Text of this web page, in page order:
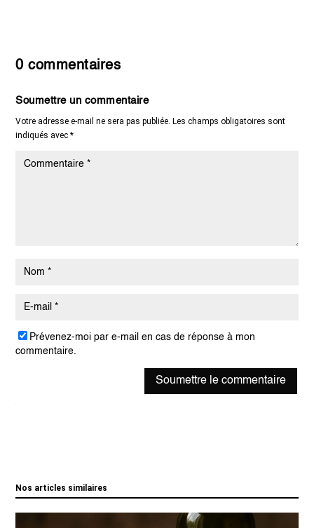
0 commentaires
Soumettre un commentaire
Votre adresse e-mail ne sera pas publiée. Les champs obligatoires sont
indiqués avec*
Prévenez-moi par e-mail en cas de réponse à mon
commentaire.
Soumettre le commentaire
Nos articles similaires